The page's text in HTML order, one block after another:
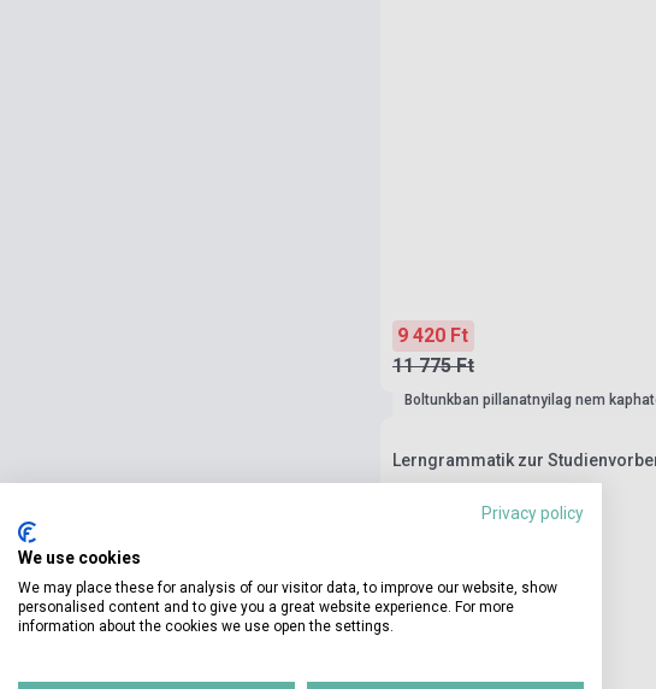
9 420 Ft
11 775 Ft
Boltunkban pillanatnyilag nem
Lerngrammatik zur
Privacy policy
We use cookies
We may place these for analysis of our visitor data, to improve our website, show
personalised content and to give you a great website experience. For more
information about the cookies we use open the settings.